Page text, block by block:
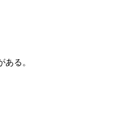
る。